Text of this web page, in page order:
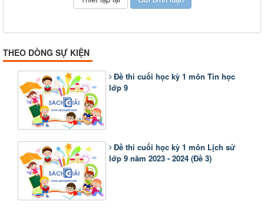
THEO DÒNG SỰ KIỆN
Đề thi cuối học kỳ 1 môn Tin học
lớp 9
Đề thi cuối học kỳ 1 môn Lịch sử
lớp 9 năm 2023 - 2024 (Đề 3)